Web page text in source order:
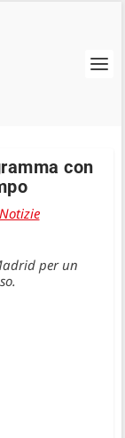
con
Notizie
per un